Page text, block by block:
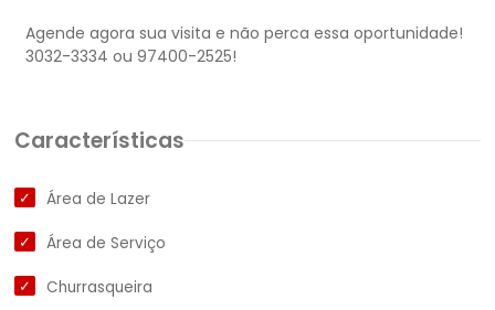
Agende agora sua visita e não perca essa oportunidade!
Características
Área de Lazer
Área de Serviço
Churrasqueira